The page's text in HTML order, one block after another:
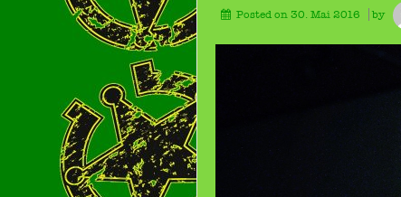
Posted on 30. Mai 2016 by